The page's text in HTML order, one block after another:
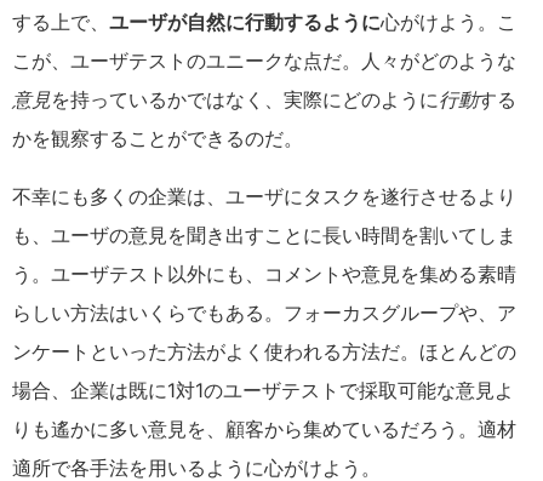
する上で、 ユーザが自然に行動するように心がけよう。こ
こが、ユーザテストのユニークな点だ。人々がどのような
意見を持っているかではなく、実際にどのように行動する
かを観察することができるのだ。
不幸にも多くの企業は、ユーザにタスクを遂行させるより
も、ユーザの意見を聞き出すことに長い時間を割いてしま
う。ユーザテスト以外にも、コメントや意見を集める素晴
らしい方法はいくらでもある。フォーカスグループや、ア
ンケートといった方法がよく使われる方法だ。ほとんどの
場合、企業は既に1対1のユーザテストで採取可能な意見よ
りも遙かに多い意見を、顧客から集めているだろう。適材
適所で各手法を用いるように心がけよう。